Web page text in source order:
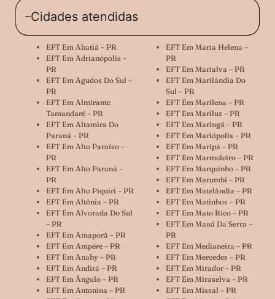
Cidades atendidas
EFT Em Abatiá – PR
EFT Em Adrianópolis –
PR
EFT Em Agudos Do Sul –
PR
EFT Em Almirante
Tamandaré – PR
EFT Em Altamira Do
Paraná – PR
EFT Em Alto Paraíso –
PR
EFT Em Alto Paraná –
PR
EFT Em Alto Piquiri – PR
EFT Em Altônia – PR
EFT Em Alvorada Do Sul
– PR
EFT Em Amaporã – PR
EFT Em Ampére – PR
EFT Em Anahy – PR
EFT Em Andirá – PR
EFT Em Ângulo – PR
EFT Em Antonina – PR
EFT Em Maria Helena –
PR
EFT Em Marialva – PR
EFT Em Marilândia Do
Sul – PR
EFT Em Marilena – PR
EFT Em Mariluz – PR
EFT Em Maringá – PR
EFT Em Mariópolis – PR
EFT Em Maripá – PR
EFT Em Marmeleiro – PR
EFT Em Marquinho – PR
EFT Em Marumbi – PR
EFT Em Matelândia – PR
EFT Em Matinhos – PR
EFT Em Mato Rico – PR
EFT Em Mauá Da Serra –
PR
EFT Em Medianeira – PR
EFT Em Mercedes – PR
EFT Em Mirador – PR
EFT Em Miraselva – PR
EFT Em Missal – PR